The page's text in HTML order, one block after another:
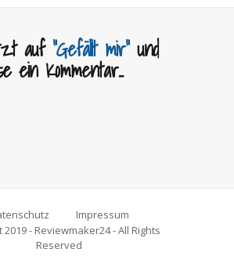
auf "Gefällt mir" und
ein Kommentar...
Impressum
2019 - Reviewmaker24 - All Rights
Reserved